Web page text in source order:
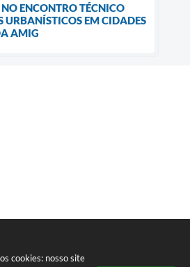
cookies: nosso site
NO ENCONTRO TÉCNICO
URBANÍSTICOS EM CIDADES
AMIG